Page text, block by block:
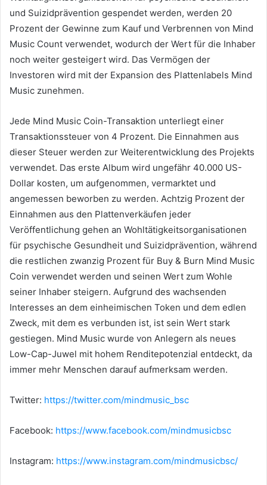
und Suizidprävention gespendet werden, werden 20
Prozent der Gewinne zum Kauf und Verbrennen von Mind
Music Count verwendet, wodurch der Wert für die Inhaber
noch weiter gesteigert wird. Das Vermögen der
Investoren wird mit der Expansion des Plattenlabels Mind
Music zunehmen.
Jede Mind Music Coin-Transaktion unterliegt einer
Transaktionssteuer von 4 Prozent. Die Einnahmen aus
dieser Steuer werden zur Weiterentwicklung des Projekts
verwendet. Das erste Album wird ungefähr 40.000 US-
Dollar kosten, um aufgenommen, vermarktet und
angemessen beworben zu werden. Achtzig Prozent der
Einnahmen aus den Plattenverkäufen jeder
Veröffentlichung gehen an Wohltätigkeitsorganisationen
für psychische Gesundheit und Suizidprävention, während
die restlichen zwanzig Prozent für Buy & Burn Mind Music
Coin verwendet werden und seinen Wert zum Wohle
seiner Inhaber steigern. Aufgrund des wachsenden
Interesses an dem einheimischen Token und dem edlen
Zweck, mit dem es verbunden ist, ist sein Wert stark
gestiegen. Mind Music wurde von Anlegern als neues
Low-Cap-Juwel mit hohem Renditepotenzial entdeckt, da
immer mehr Menschen darauf aufmerksam werden.
Twitter: https://twitter.com/mindmusic_bsc
Facebook: https://www.facebook.com/mindmusicbsc
Instagram: https://www.instagram.com/mindmusicbsc/